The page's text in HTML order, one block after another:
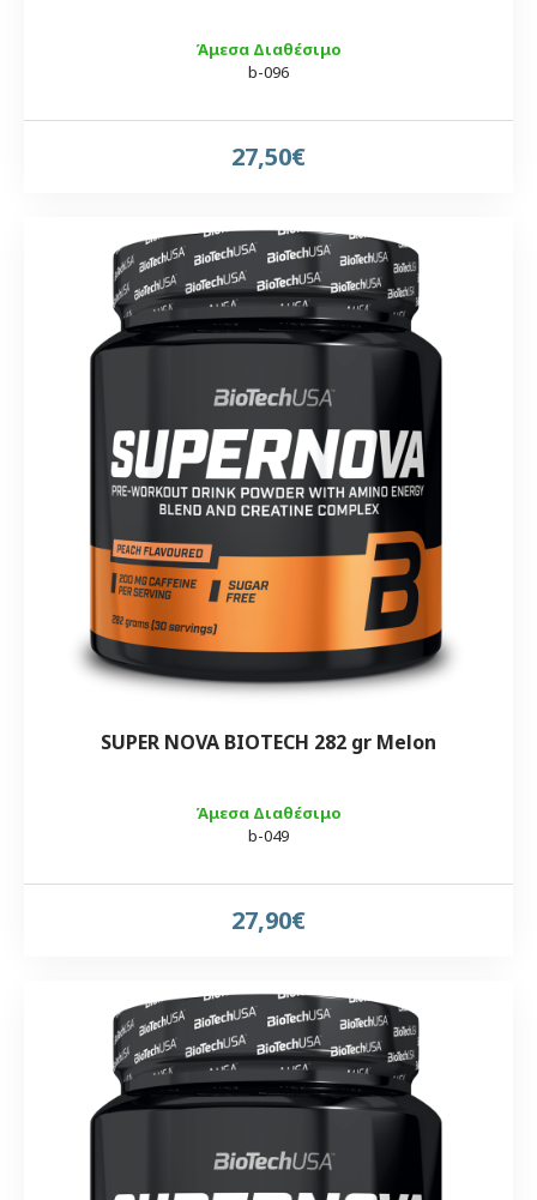
Άμεσα Διαθέσιμο
b-096
27,50€
Άμεσα Διαθέσιμο
b-049
SUPER NOVA BIOTECH 282 gr Melon
27,90€